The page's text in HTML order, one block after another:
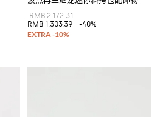
RMB 2,172.31
RMB 1,303.39
-40%